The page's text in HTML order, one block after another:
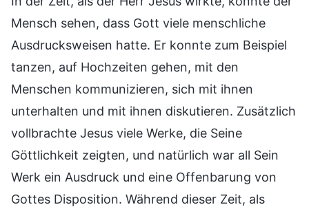
Mensch sehen, dass Gott viele menschliche
Ausdrucksweisen hatte. Er konnte zum Beispiel
tanzen, auf Hochzeiten gehen, mit den
Menschen kommunizieren, sich mit ihnen
unterhalten und mit ihnen diskutieren. Zusätzlich
vollbrachte Jesus viele Werke, die Seine
Göttlichkeit zeigten, und natürlich war all Sein
Werk ein Ausdruck und eine Offenbarung von
Gottes Disposition. Während dieser Zeit, als